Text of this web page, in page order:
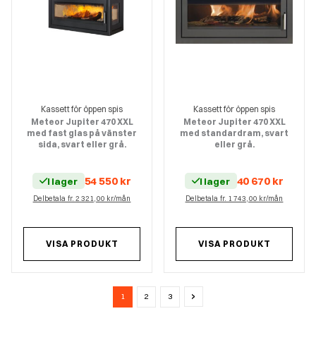
Kassett för öppen spis
Meteor Jupiter 470 XXL
med fast glas på vänster
sida, svart eller grå.
I lager 54 550 kr
Delbetala fr. 2 321,00 kr/mån
VISA PRODUKT
Kassett för öppen spis
Meteor Jupiter 470 XXL
med standardram, svart
eller grå.
I lager 40 670 kr
Delbetala fr. 1 743,00 kr/mån
VISA PRODUKT
1 2 3